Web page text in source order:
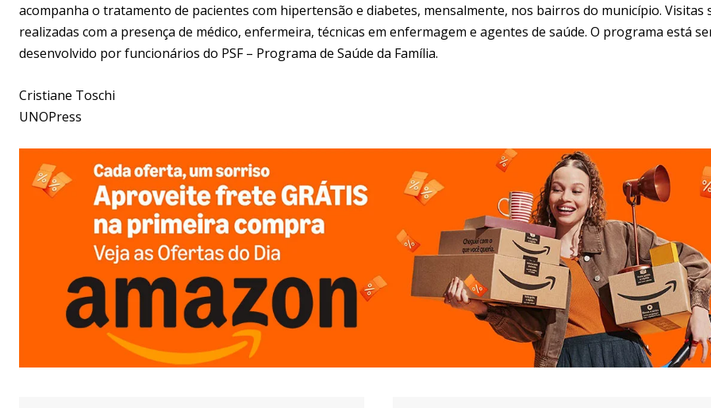
acompanha o tratamento de pacientes com hipertensão e diabetes, mensalmente, nos bairros do município. Visitas
realizadas com a presença de médico, enfermeira, técnicas em enfermagem e agentes de saúde. O programa está
desenvolvido por funcionários do PSF – Programa de Saúde da Família.
Cristiane Toschi
UNOPress